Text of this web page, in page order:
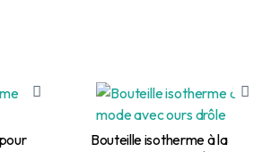
Bouteille isotherme à la